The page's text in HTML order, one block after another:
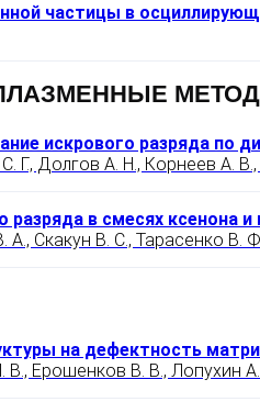
частицы в
искрового разряда по
Г., Долгов А. Н., Корнеев А.
разряда в смесях ксенона
А., Скакун В. С., Тарасенко В.
на дефектность
В., Ерошенков В. В., Лопухин